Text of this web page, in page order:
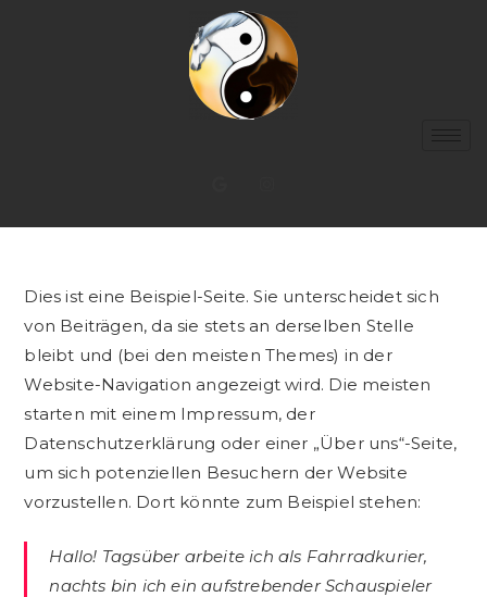
Dies ist eine Beispiel-Seite. Sie unterscheidet sich
von Beiträgen, da sie stets an derselben Stelle
bleibt und (bei den meisten Themes) in der
Website-Navigation angezeigt wird. Die meisten
starten mit einem Impressum, der
Datenschutzerklärung oder einer „Über uns“-Seite,
um sich potenziellen Besuchern der Website
vorzustellen. Dort könnte zum Beispiel stehen:
Hallo! Tagsüber arbeite ich als Fahrradkurier,
nachts bin ich ein aufstrebender Schauspieler